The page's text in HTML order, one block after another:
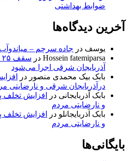
ضوابط بهداشتی
آخرین دیدگاه‌ها
یوسف در جاده سرچم –
Hossein fatemiparsa در
آذربایجان شرقی اجرا می‌شود
بابک بیک محمدی منصور در
درآذربایجان شرقی و نارضایتی
بابک آذربایجانی در
افزایش تخلف
و نارضایتی مردم
بابک آذربایجانلو در
افزایش تخلف
و نارضایتی مردم
بایگانی‌ها